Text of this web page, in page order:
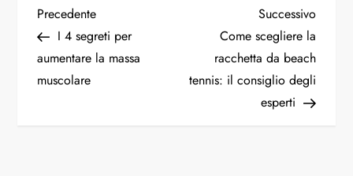
N
a
v
Articolo
precedente
Precedente
I 4 segreti per
aumentare la massa
muscolare
Successivo
Come scegliere la
racchetta da beach
tennis: il consiglio degli
esperti